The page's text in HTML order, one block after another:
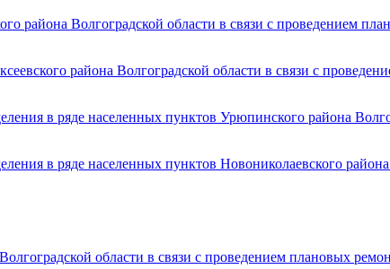
района Волгоградской области в связи с проведением
района Волгоградской области в связи с
в ряде населенных пунктов Урюпинского района
в ряде населенных пунктов Новониколаевского
области в связи с проведением плановых